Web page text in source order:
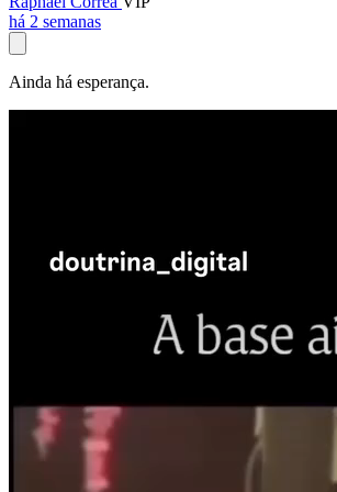
há 2 semanas
Ainda há esperança.